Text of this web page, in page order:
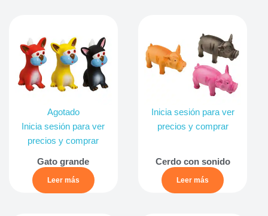
Agotado
Inicia sesión para ver
precios y comprar
Gato grande
Leer más
Inicia sesión para ver
precios y comprar
Cerdo con sonido
Leer más